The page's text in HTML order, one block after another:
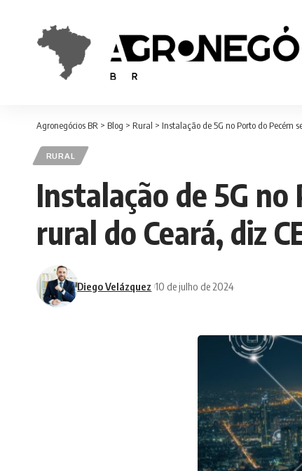
Agronegócios BR > Blog > Rural > Instalação de 5G no Porto do Pecém
RURAL
Instalação de 5G
rural do Ceará, diz
Diego Velázquez 10 de julho de 2024